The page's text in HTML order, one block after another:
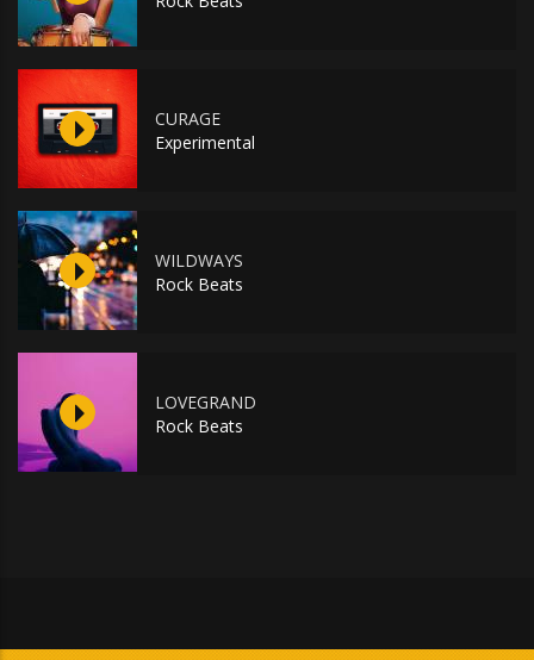
CURAGE
Experimental
WILDWAYS
Rock Beats
LOVEGRAND
Rock Beats